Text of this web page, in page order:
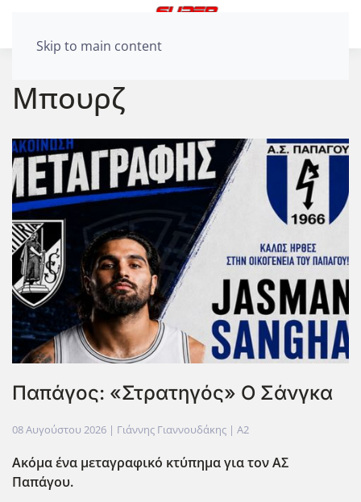
Skip to main content
Μπουρζ
Παπάγος: «Στρατηγός» Ο Σάνγκα
08 Αυγούστου 2026 | Γιάννης Γιαννουδάκης | A2
Ακόμα ένα μεταγραφικό κτύπημα για τον ΑΣ
Παπάγου.